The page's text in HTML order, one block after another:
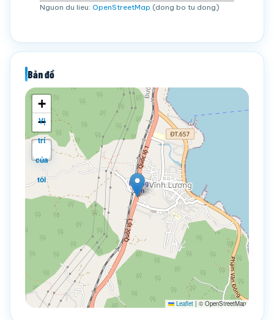
Nguon du lieu: OpenStreetMap (dong bo tu dong)
Bản đồ
+
−
Vị
trí
của
tôi
Leaflet | © OpenStreetMap